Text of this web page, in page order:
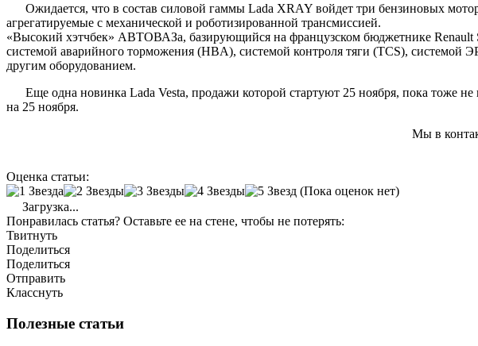
Ожидается, что в состав силовой гаммы Lada XRAY войдет три бензиновых
агрегатируемые с механической и роботизированной трансмиссией.
«Высокий хэтчбек» АВТОВАЗа, базирующийся на французском бюджетнике Renault
системой аварийного торможения (HBA), системой контроля тяги (TCS),
другим оборудованием.
Еще одна новинка Lada Vesta, продажи которой стартуют 25 ноября, пока тоже
на 25 ноября.
Мы в
Оценка статьи:
(Пока оценок нет)
Загрузка...
Понравилась статья? Оставьте ее на стене, чтобы не потерять:
Твитнуть
Поделиться
Поделиться
Отправить
Класснуть
Полезные статьи